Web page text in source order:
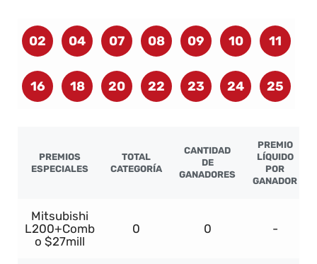
02 04 07 08 09 10 11
16 18 20 22 23 24 25
PREMIOS
ESPECIALES
TOTAL
CATEGORÍA
CANTIDAD
DE
GANADORES
PREMIO
LÍQUIDO
POR
GANADOR
Mitsubishi
L200+Comb
o $27mill
0 0 -